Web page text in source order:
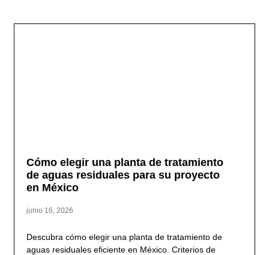
Cómo elegir una planta de tratamiento
de aguas residuales para su proyecto
en México
junio 16, 2026
Descubra cómo elegir una planta de tratamiento de
aguas residuales eficiente en México. Criterios de